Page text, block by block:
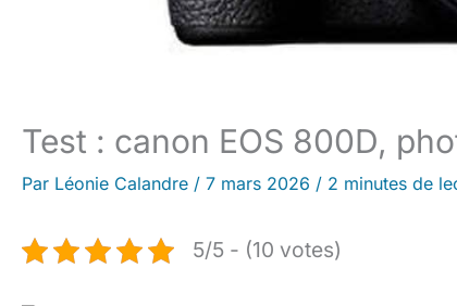
Test : canon EOS 800D,
Par Léonie Calandre / 7 mars 2026 / 2 minutes de
5/5 - (10 votes)